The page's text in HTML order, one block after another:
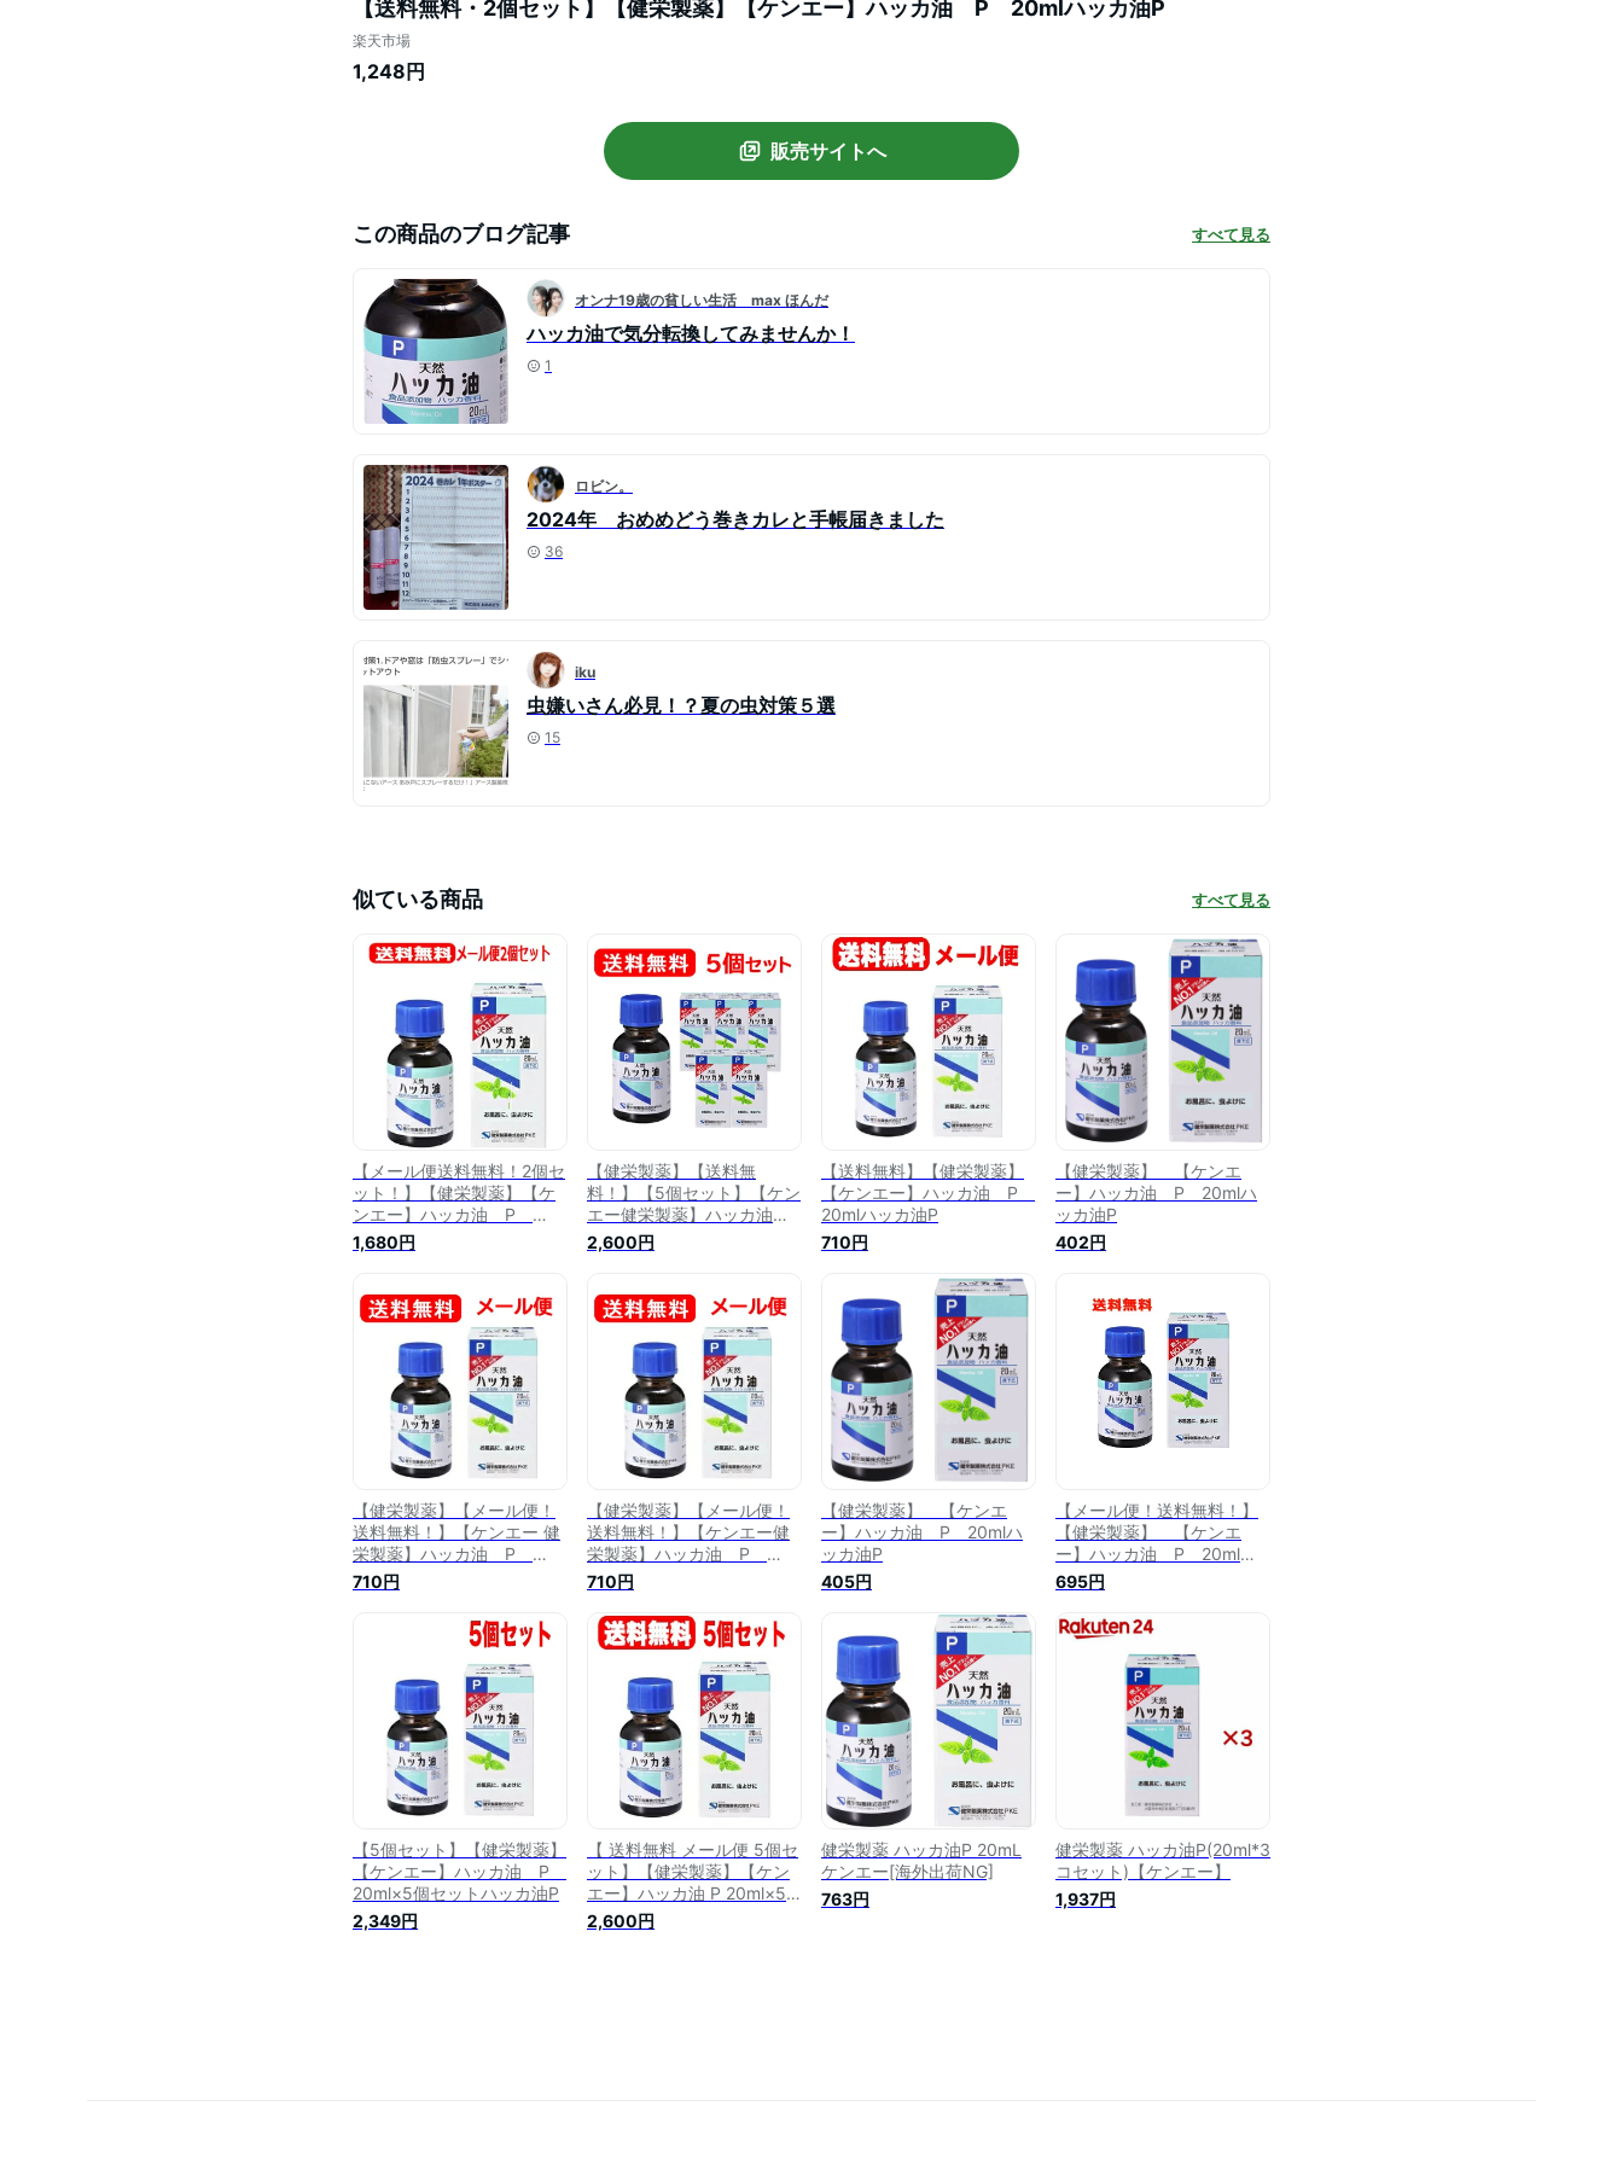
【送料無料・2個セット】【健栄製薬】【ケンエー】ハッカ油 P 20mlハッカ油P
楽天市場
1,248円
販売サイトへ
この商品のブログ記事 すべて見る
オンナ19歳の貧しい生活 max ほんだ
ハッカ油で気分転換してみませんか！
1
ロビン。
2024年 おめめどう巻きカレと手帳届きました
36
iku
虫嫌いさん必見！？夏の虫対策５選
15
似ている商品 すべて見る
【メール便送料無料！2個セ
ット！】【健栄製薬】【ケ
ンエー】ハッカ油 P
20ml×2個セットハッカ油P
1,680円
【健栄製薬】【送料無
料！】【5個セット】【ケン
エー健栄製薬】ハッカ油
P 20ml×5個セットハッカ
油P
2,600円
【送料無料】【健栄製薬】
【ケンエー】ハッカ油 P
20mlハッカ油P
710円
【健栄製薬】 【ケンエ
ー】ハッカ油 P 20mlハ
ッカ油P
402円
【健栄製薬】【メール便！
送料無料！】【ケンエー 健
栄製薬】ハッカ油 P
20mlハッカ油P
710円
【健栄製薬】【メール便！
送料無料！】【ケンエー健
栄製薬】ハッカ油 P
20mlハッカ油P
710円
【健栄製薬】 【ケンエ
ー】ハッカ油 P 20mlハ
ッカ油P
405円
【メール便！送料無料！】
【健栄製薬】 【ケンエ
ー】ハッカ油 P 20mlハ
ッカ油P
695円
【5個セット】【健栄製薬】
【ケンエー】ハッカ油 P
20ml×5個セットハッカ油P
2,349円
【 送料無料 メール便 5個セ
ット】【健栄製薬】【ケン
エー】ハッカ油 P 20ml×5
個セットハッカ油P
2,600円
健栄製薬 ハッカ油P 20mL
ケンエー[海外出荷NG]
763円
健栄製薬 ハッカ油P(20ml*3
コセット)【ケンエー】
1,937円